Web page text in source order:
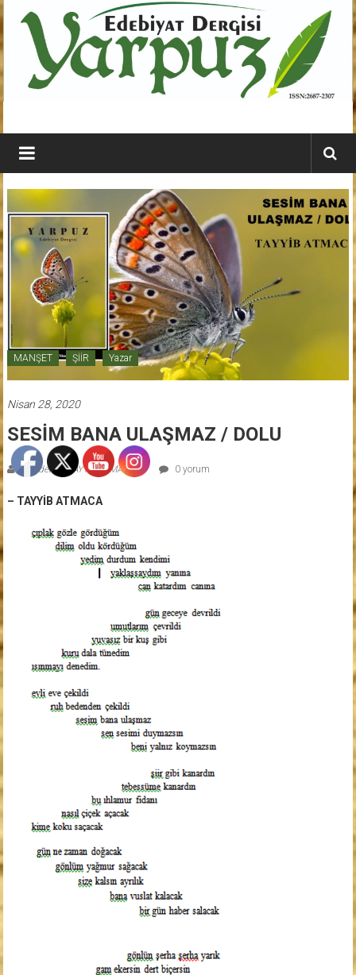
İçeriğe
geç
YARPUZ
Edebiyat
Dergisi
Kahramanmaraş'ın
En
Etkili
Edebiyat
Dergisi
MANŞET ŞİİR Yazar
Nisan 28, 2020
SESİM BANA ULAŞMAZ / DOLU
Gönderen: TAYYİB ATMACA 0 yorum
– TAYYİB ATMACA